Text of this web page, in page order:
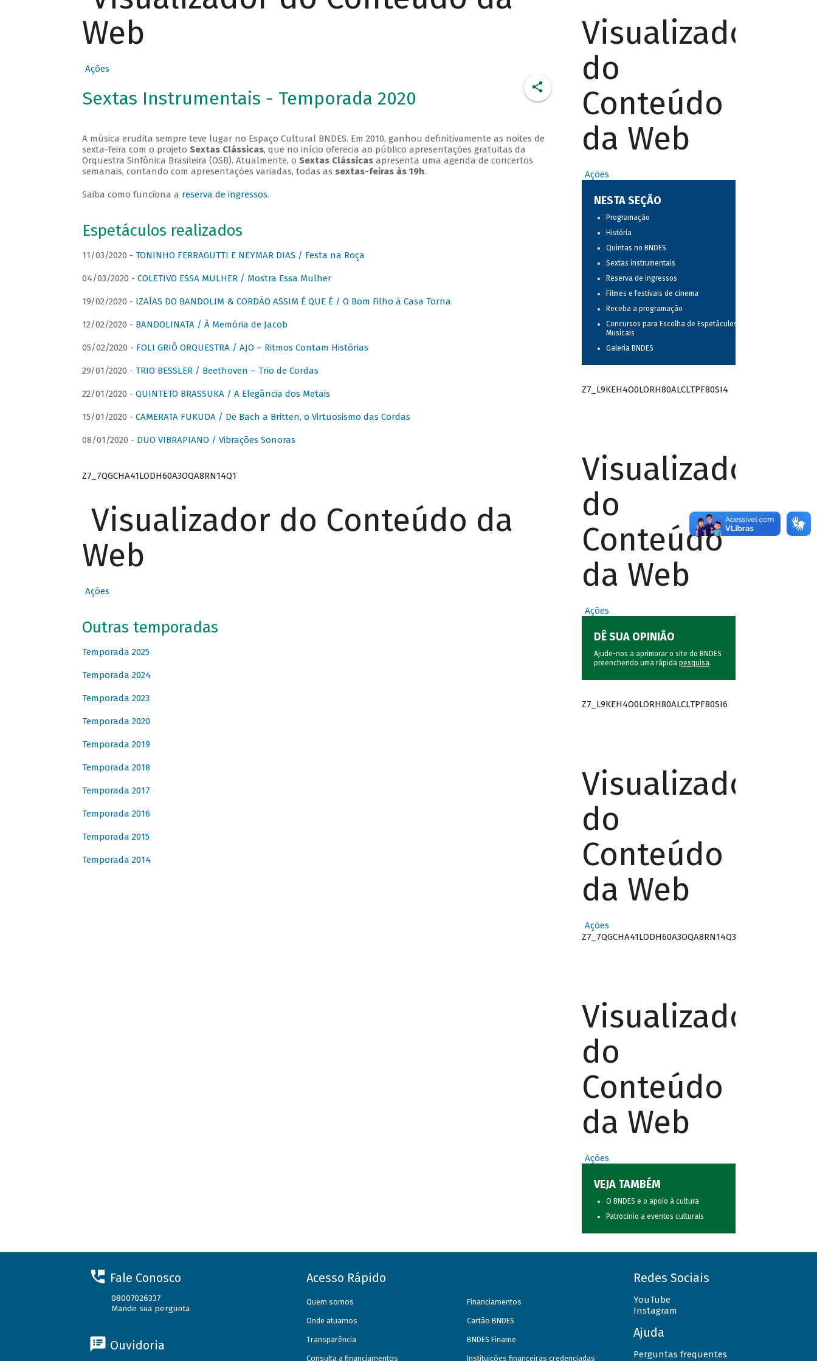
Web
Ações
Sextas Instrumentais - Temporada 2020
A música erudita sempre teve lugar no Espaço Cultural BNDES. Em 2010, ganhou definitivamente as noites de
sexta-feira com o projeto Sextas Clássicas, que no início oferecia ao público apresentações gratuitas da
Orquestra Sinfônica Brasileira (OSB). Atualmente, o Sextas Clássicasapresenta uma agenda de concertos
semanais, contando com apresentações variadas, todas as sextas-feiras às 19h.
Saiba como funciona a reserva de ingressos.
Espetáculos realizados
11/03/2020 - TONINHO FERRAGUTTI E NEYMAR DIAS / Festa na Roça
04/03/2020 - COLETIVO ESSA MULHER / Mostra Essa Mulher
19/02/2020 - IZAÍAS DO BANDOLIM & CORDÃO ASSIM É QUE É / O Bom Filho à Casa Torna
12/02/2020 - BANDOLINATA / À Memória de Jacob
05/02/2020 - FOLI GRIÔ ORQUESTRA / AJO – Ritmos Contam Histórias
29/01/2020 - TRIO BESSLER / Beethoven – Trio de Cordas
22/01/2020 - QUINTETO BRASSUKA / A Elegância dos Metais
15/01/2020 - CAMERATA FUKUDA / De Bach a Britten, o Virtuosismo das Cordas
08/01/2020 - DUO VIBRAPIANO / Vibrações Sonoras
Z7_7QGCHA41LODH60A3OQA8RN14Q1
Visualizador do Conteúdo da
Web
Ações
Outras temporadas
Temporada 2025
Temporada 2024
Temporada 2023
Temporada 2020
Temporada 2019
Temporada 2018
Temporada 2017
Temporada 2016
Temporada 2015
Temporada 2014
Visualizador
do
Conteúdo
da Web
Ações
NESTA SEÇÃO
Programação
História
Quintas no BNDES
Sextas instrumentais
Reserva de ingressos
Filmes e festivais de cinema
Receba a programação
Concursos para Escolha de Espetáculos
Musicais
Galeria BNDES
Z7_L9KEH4O0LORH80ALCLTPF80SI4
Visualizador
do
Conteúdo
da Web
Ações
DÊ SUA OPINIÃO
Ajude-nos a aprimorar o site do BNDES
preenchendo uma rápida pesquisa.
Z7_L9KEH4O0LORH80ALCLTPF80SI6
Visualizador
do
Conteúdo
da Web
Ações
Z7_7QGCHA41LODH60A3OQA8RN14Q3
Visualizador
do
Conteúdo
da Web
Ações
VEJA TAMBÉM
O BNDES e o apoio à cultura
Patrocínio a eventos culturais
Fale Conosco
08007026337
Mande sua pergunta
Ouvidoria
Acesso Rápido
Quem somos
Onde atuamos
Transparência
Consulta a financiamentos
Financiamentos
Cartão BNDES
BNDES Finame
Instituições financeiras credenciadas
Redes Sociais
YouTube
Instagram
Ajuda
Perguntas frequentes